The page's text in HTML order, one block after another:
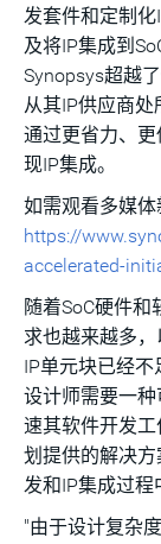
发套件和定制
及将IP集成到
Synopsys超越
从其IP供应商
通过更省力、
现IP集成。
如需观看多媒体
https://
accelerated-
随着SoC硬件
求也越来越多
IP单元块已经不
设计师需要一
速其软件开发工
划提供的解决
发和IP集成过程
"由于设计复杂